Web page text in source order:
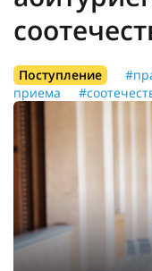
Поступление
приема